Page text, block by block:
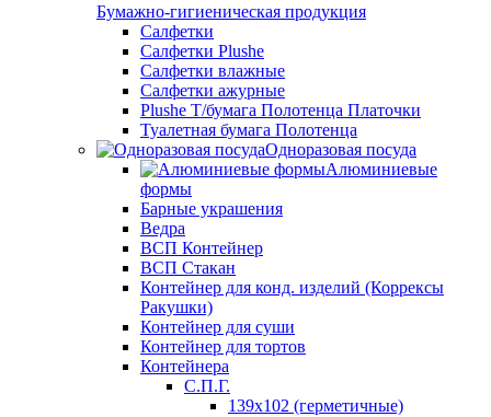
Бумажно-гигиеническая продукция
Салфетки
Салфетки Plushe
Салфетки влажные
Салфетки ажурные
Plushe Т/бумага Полотенца Платочки
Туалетная бумага Полотенца
Одноразовая посуда
Алюминиевые
формы
Барные украшения
Ведра
ВСП Контейнер
ВСП Стакан
Контейнер для конд. изделий (Коррексы
Ракушки)
Контейнер для суши
Контейнер для тортов
Контейнера
С.П.Г.
139х102 (герметичные)